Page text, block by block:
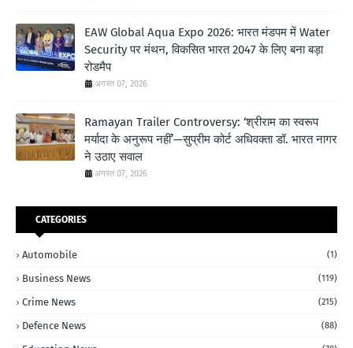
EAW Global Aqua Expo 2026: भारत मंडपम में Water
Security पर मंथन, विकसित भारत 2047 के लिए बना बड़ा
रोडमैप
अगस्त 07, 2026
Ramayan Trailer Controversy: ‘श्रीराम का स्वरूप
मर्यादा के अनुरूप नहीं’—सुप्रीम कोर्ट अधिवक्ता डॉ. भारत नागर
ने उठाए सवाल
अगस्त 07, 2026
CATEGORIES
Automobile (1)
Business News (119)
Crime News (215)
Defence News (88)